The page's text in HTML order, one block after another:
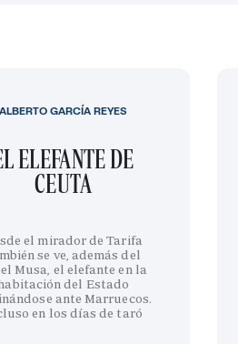
ELEFANTE DE
CEUTA
el mirador de Tarifa
se ve, además del
Musa, el elefante en la
del Estado
ante Marruecos.
en los días de taró
ALBERTO GARCÍA REYES